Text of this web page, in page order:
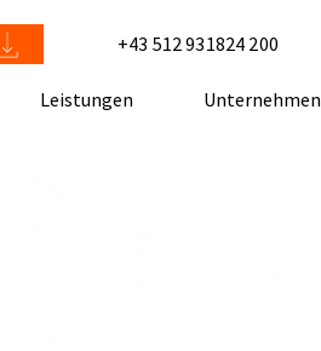
+43 512 931824 200
Leistungen Unternehmen